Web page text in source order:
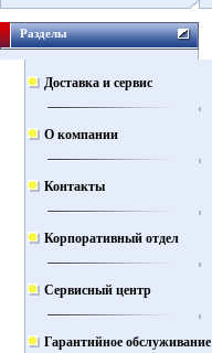
Разделы
Доставка и сервис
О компании
Контакты
Корпоративный отдел
Сервисный центр
Гарантийное обслуживание